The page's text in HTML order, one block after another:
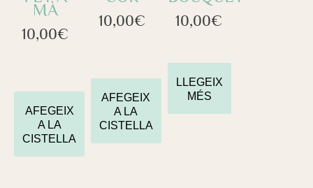
MÀ
10,00€
AFEGEIX
A LA
CISTELLA
10,00€
AFEGEIX
A LA
CISTELLA
10,00€
LLEGEIX
MÉS